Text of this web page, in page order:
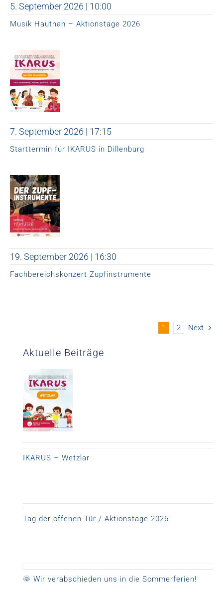
5. September 2026 | 10:00
Musik Hautnah – Aktionstage 2026
7. September 2026 | 17:15
Starttermin für IKARUS in Dillenburg
19. September 2026 | 16:30
Fachbereichskonzert Zupfinstrumente
1 2 Next
Aktuelle Beiträge
IKARUS – Wetzlar
Tag der offenen Tür / Aktionstage 2026
🌞 Wir verabschieden uns in die Sommerferien!